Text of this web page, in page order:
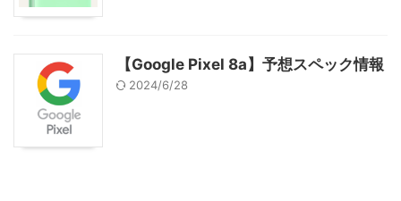
【Google Pixel 8a】予想スペック情報
2024/6/28